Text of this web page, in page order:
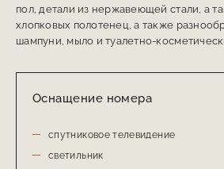
пол, детали из нержавеющей стали, а
хлопковых полотенец, а также
шампуни, мыло и туалетно-
Оснащение номера
спутниковое телевидение
светильник